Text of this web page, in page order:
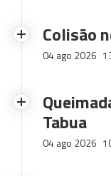
Colisão
04 ago 2026
Tabua
04 ago 2026